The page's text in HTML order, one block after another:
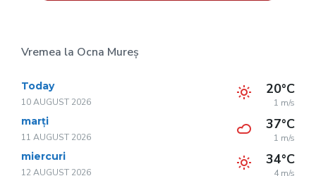
Vremea la Ocna Mureș
Today
10 AUGUST 2026
20°C
1 m/s
marți
11 AUGUST 2026
37°C
1 m/s
miercuri
12 AUGUST 2026
34°C
4 m/s